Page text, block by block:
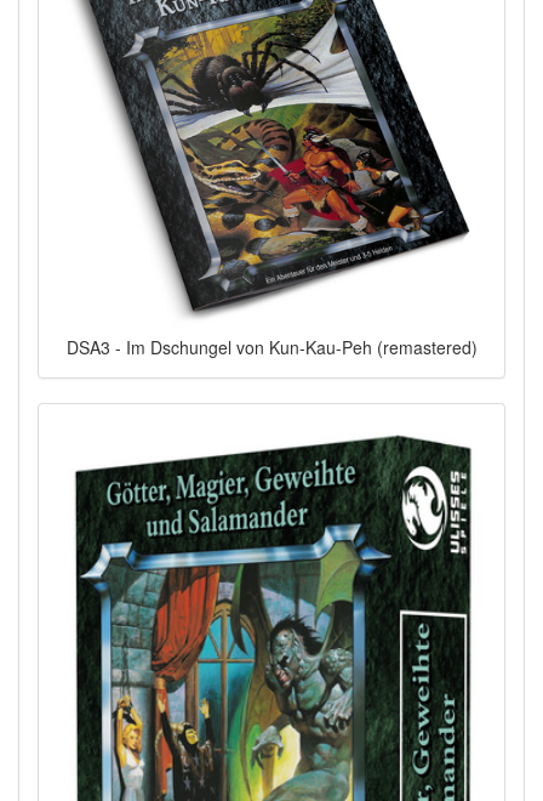
DSA3 - Im Dschungel von Kun-Kau-Peh (remastered)